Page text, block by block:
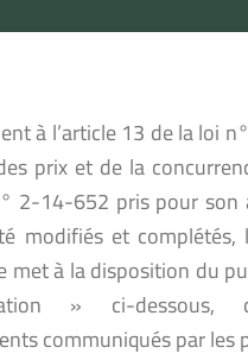
à l’article 13 de la loi
prix et de la
2-14-652 pris pour son
modifiés et
met à la disposition du
» ci-dessous,
communiqués par les